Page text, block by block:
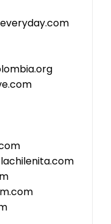
lachilenita.com